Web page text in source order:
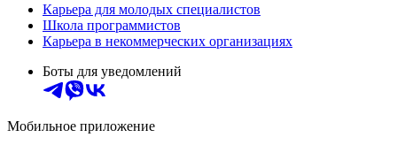
Карьера для молодых специалистов
Школа программистов
Карьера в некоммерческих организациях
Боты для уведомлений
Мобильное приложение